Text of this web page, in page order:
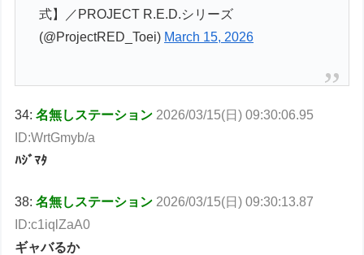
式】／PROJECT R.E.D.シリーズ
(@ProjectRED_Toei) March 15, 2026
34:名無しステーション 2026/03/15(日) 09:30:06.95
ID:WrtGmyb/a
ﾊｼﾞﾏﾀ
38:名無しステーション 2026/03/15(日) 09:30:13.87
ID:c1iqlZaA0
ギャバるか